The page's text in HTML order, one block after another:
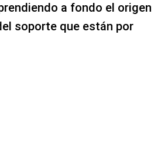
a fondo el origen
soporte que están por